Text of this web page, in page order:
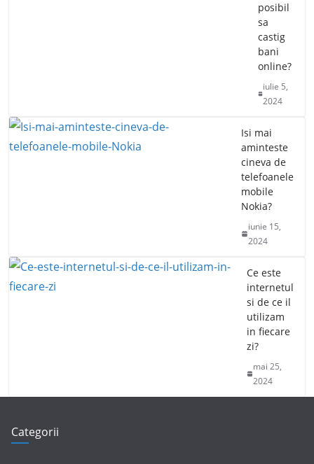
posibil
sa
castig
bani
online?
iulie 5,
2024
Isi mai
aminteste
cineva de
telefoanele
mobile
Nokia?
iunie 15,
2024
Ce este
internetul
si de ce il
utilizam
in fiecare
zi?
mai 25,
2024
Categorii